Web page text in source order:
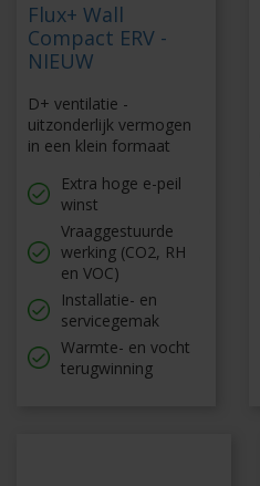
Flux+ Wall
Compact ERV -
NIEUW
D+ ventilatie -
uitzonderlijk vermogen
in een klein formaat
Extra hoge e-peil
winst
Vraaggestuurde
werking (CO2, RH
en VOC)
Installatie- en
servicegemak
Warmte- en vocht
terugwinning